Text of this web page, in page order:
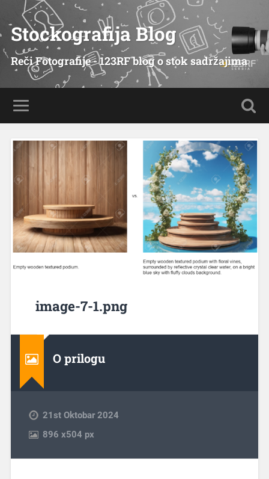
Stockografija Blog
Reči Fotografije - 123RF blog o stok sadržajima
image-7-1.png
O prilogu
21st Oktobar 2024
896 x504 px